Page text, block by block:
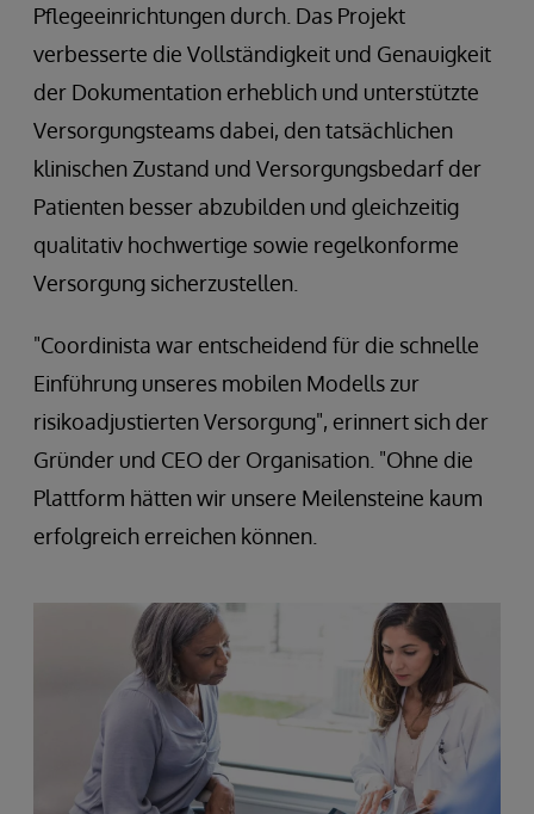
Pflegeeinrichtungen durch. Das Projekt
verbesserte die Vollständigkeit und Genauigkeit
der Dokumentation erheblich und unterstützte
Versorgungsteams dabei, den tatsächlichen
klinischen Zustand und Versorgungsbedarf der
Patienten besser abzubilden und gleichzeitig
qualitativ hochwertige sowie regelkonforme
Versorgung sicherzustellen.
"Coordinista war entscheidend für die schnelle
Einführung unseres mobilen Modells zur
risikoadjustierten Versorgung", erinnert sich der
Gründer und CEO der Organisation. "Ohne die
Plattform hätten wir unsere Meilensteine kaum
erfolgreich erreichen können.